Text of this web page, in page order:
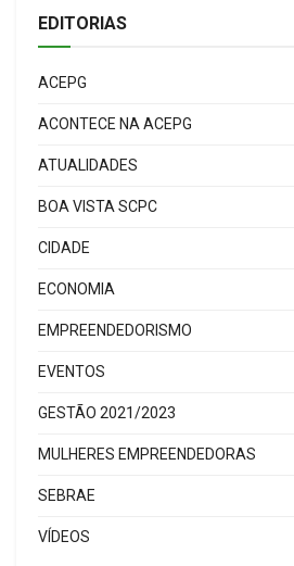
EDITORIAS
ACEPG
ACONTECE NA ACEPG
ATUALIDADES
BOA VISTA SCPC
CIDADE
ECONOMIA
EMPREENDEDORISMO
EVENTOS
GESTÃO 2021/2023
MULHERES EMPREENDEDORAS
SEBRAE
VÍDEOS